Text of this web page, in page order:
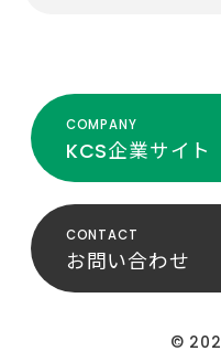
COMPANY
KCS企業サイト
CONTACT
お問い合わせ
©